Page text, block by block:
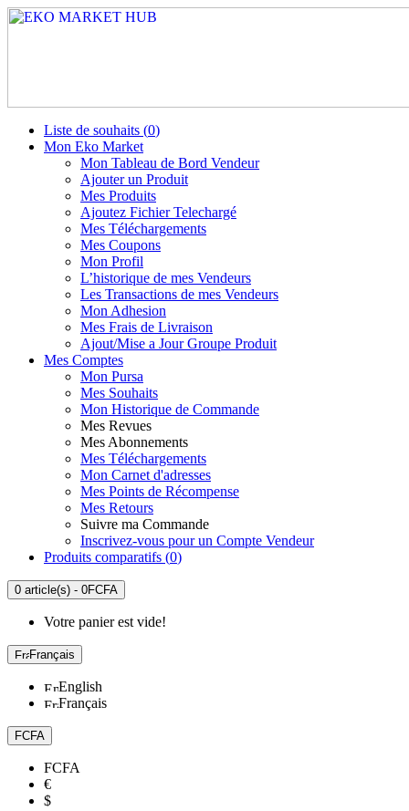
Liste de souhaits (0)
Mon Eko Market
Mon Tableau de Bord Vendeur
Ajouter un Produit
Mes Produits
Ajoutez Fichier Telechargé
Mes Téléchargements
Mes Coupons
Mon Profil
L’historique de mes Vendeurs
Les Transactions de mes Vendeurs
Mon Adhesion
Mes Frais de Livraison
Ajout/Mise a Jour Groupe Produit
Mes Comptes
Mon Pursa
Mes Souhaits
Mon Historique de Commande
Mes Revues
Mes Abonnements
Mes Téléchargements
Mon Carnet d'adresses
Mes Points de Récompense
Mes Retours
Suivre ma Commande
Inscrivez-vous pour un Compte Vendeur
Produits comparatifs (0)
0 article(s) - 0FCFA
Votre panier est vide!
Français
English
Français
FCFA
FCFA
€
$